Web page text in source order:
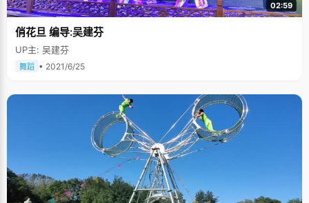
02:59
俏花旦 编导:吴建芬
UP主: 吴建芬
舞蹈 • 2021/6/25